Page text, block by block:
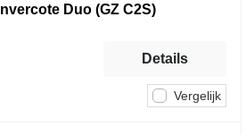
Invercote Duo (GZ C2S)
Vergelijk
Details